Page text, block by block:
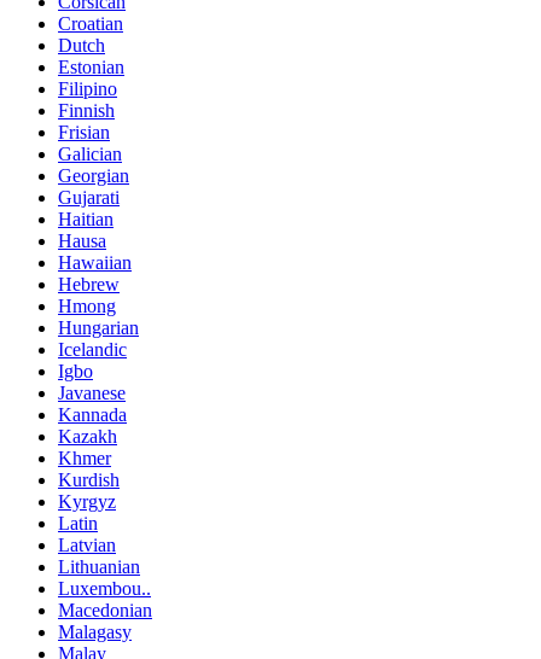
Croatian
Dutch
Estonian
Filipino
Finnish
Frisian
Galician
Georgian
Gujarati
Haitian
Hausa
Hawaiian
Hebrew
Hmong
Hungarian
Icelandic
Igbo
Javanese
Kannada
Kazakh
Khmer
Kurdish
Kyrgyz
Latin
Latvian
Lithuanian
Luxembou..
Macedonian
Malagasy
Malay